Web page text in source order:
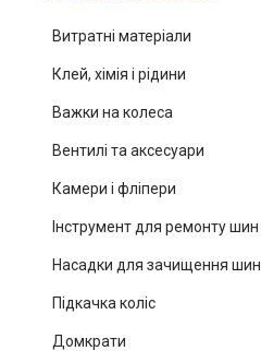
Витратні матеріали
Клей, хімія і рідини
Важки на колеса
Вентилі та аксесуари
Камери і фліпери
Інструмент для ремонту шин
Насадки для зачищення шин
Підкачка коліс
Домкрати